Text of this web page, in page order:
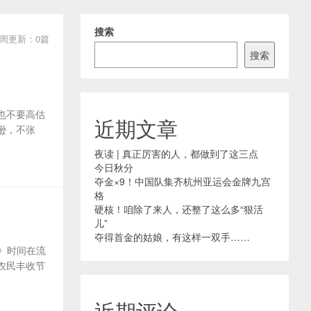
更新：0篇
不要高估
，不张
时间在流
民丰收节
搜索
搜索
近期文章
夜读 | 真正厉害的人，都做到了这三点
今日秋分
夺金×9！中国队集齐杭州亚运会金牌九宫
格
硬核！咱除了来人，还整了这么多“狠活
儿”
夺得首金的姑娘，有这样一双手……